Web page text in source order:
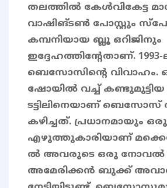
തലത്തിൽ കേൾവികേട്ട
വാഷിങ്ടൺ പോസ്റ്റും
കമ്പനിയായ ബ്ലൂ ഒറിജിനും
ഇദ്ദേഹത്തിന്റേതാണ്.
ബെസോസിന്റെ വിവാഹം.
ഷോയിൽ വച്ച്
ടട്ടിലിനെയാണ് ബെസോസ്
കഴിച്ചത്. പ്രധാനമായും ഒരു
എഴുത്തുകാരിയാണ്
ൽ അവരുടെ ഒരു നോവൽ
അമേരിക്കൻ ബുക്ക്